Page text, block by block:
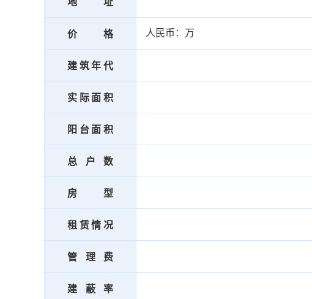
价格 人民币：万
建筑年代
实际面积
阳台面积
总户数
房型
租赁情况
管理费
建蔽率